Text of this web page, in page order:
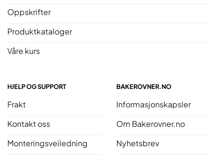
Oppskrifter
Produktkataloger
Våre kurs
HJELP OG SUPPORT
Frakt
Kontakt oss
Monteringsveiledning
BAKEROVNER.NO
Informasjonskapsler
Om Bakerovner.no
Nyhetsbrev